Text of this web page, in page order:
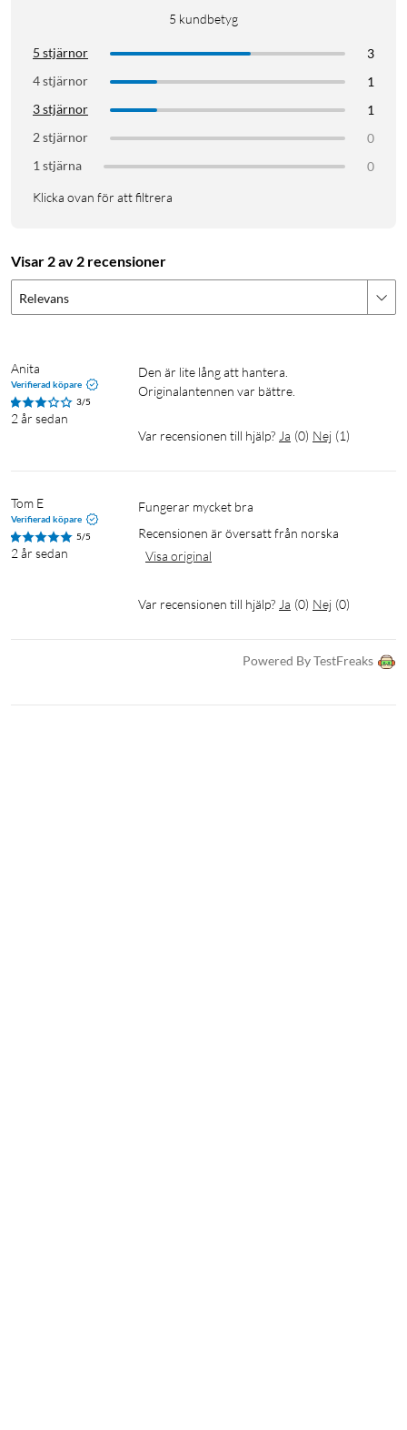
5 kundbetyg
5 stjärnor
3
4 stjärnor
1
3 stjärnor
1
2 stjärnor
0
1 stjärna
0
Klicka ovan för att filtrera
Visar 2 av 2 recensioner
Relevans
Anita
Verifierad köpare
3/5
2 år sedan
Den är lite lång att hantera.
Originalantennen var bättre.
Var recensionen till hjälp? Ja (0) Nej (1)
Tom E
Verifierad köpare
5/5
2 år sedan
Fungerar mycket bra
Recensionen är översatt från norska
Visa original
Var recensionen till hjälp? Ja (0) Nej (0)
Powered By TestFreaks